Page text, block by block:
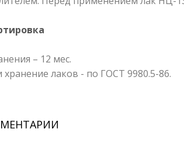
– 12 мес.
лаков - по ГОСТ 9980.5-86.